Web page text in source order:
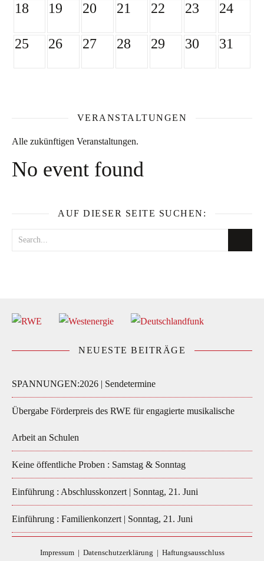
18 19 20 21 22 23 24
25 26 27 28 29 30 31
VERANSTALTUNGEN
Alle zukünftigen Veranstaltungen.
No event found
AUF DIESER SEITE SUCHEN:
NEUESTE BEITRÄGE
SPANNUNGEN:2026 | Sendetermine
Übergabe Förderpreis des RWE für engagierte musikalische
Arbeit an Schulen
Keine öffentliche Proben : Samstag & Sonntag
Einführung : Abschlusskonzert | Sonntag, 21. Juni
Einführung : Familienkonzert | Sonntag, 21. Juni
Impressum| Datenschutzerklärung | Haftungsausschluss